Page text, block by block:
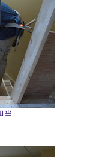
当